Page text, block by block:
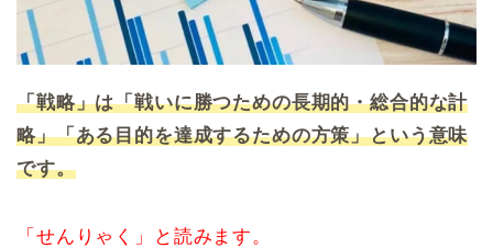
「戦略」は「戦いに勝つための長期的・総合的な計
略」「ある目的を達成するための方策」という意味
です。
「せんりゃく」と読みます。